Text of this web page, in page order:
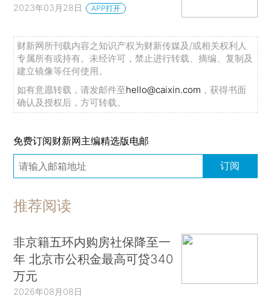
2023年03月28日 APP打开
财新网所刊载内容之知识产权为财新传媒及/或相关权利人
专属所有或持有。未经许可，禁止进行转载、摘编、复制及
建立镜像等任何使用。
如有意愿转载，请发邮件至hello@caixin.com ，获得书面
确认及授权后，方可转载。
免费订阅财新网主编精选版电邮
订阅
推荐阅读
非京籍五环内购房社保降至一
年 北京市公积金最高可贷340
万元
2026年08月08日